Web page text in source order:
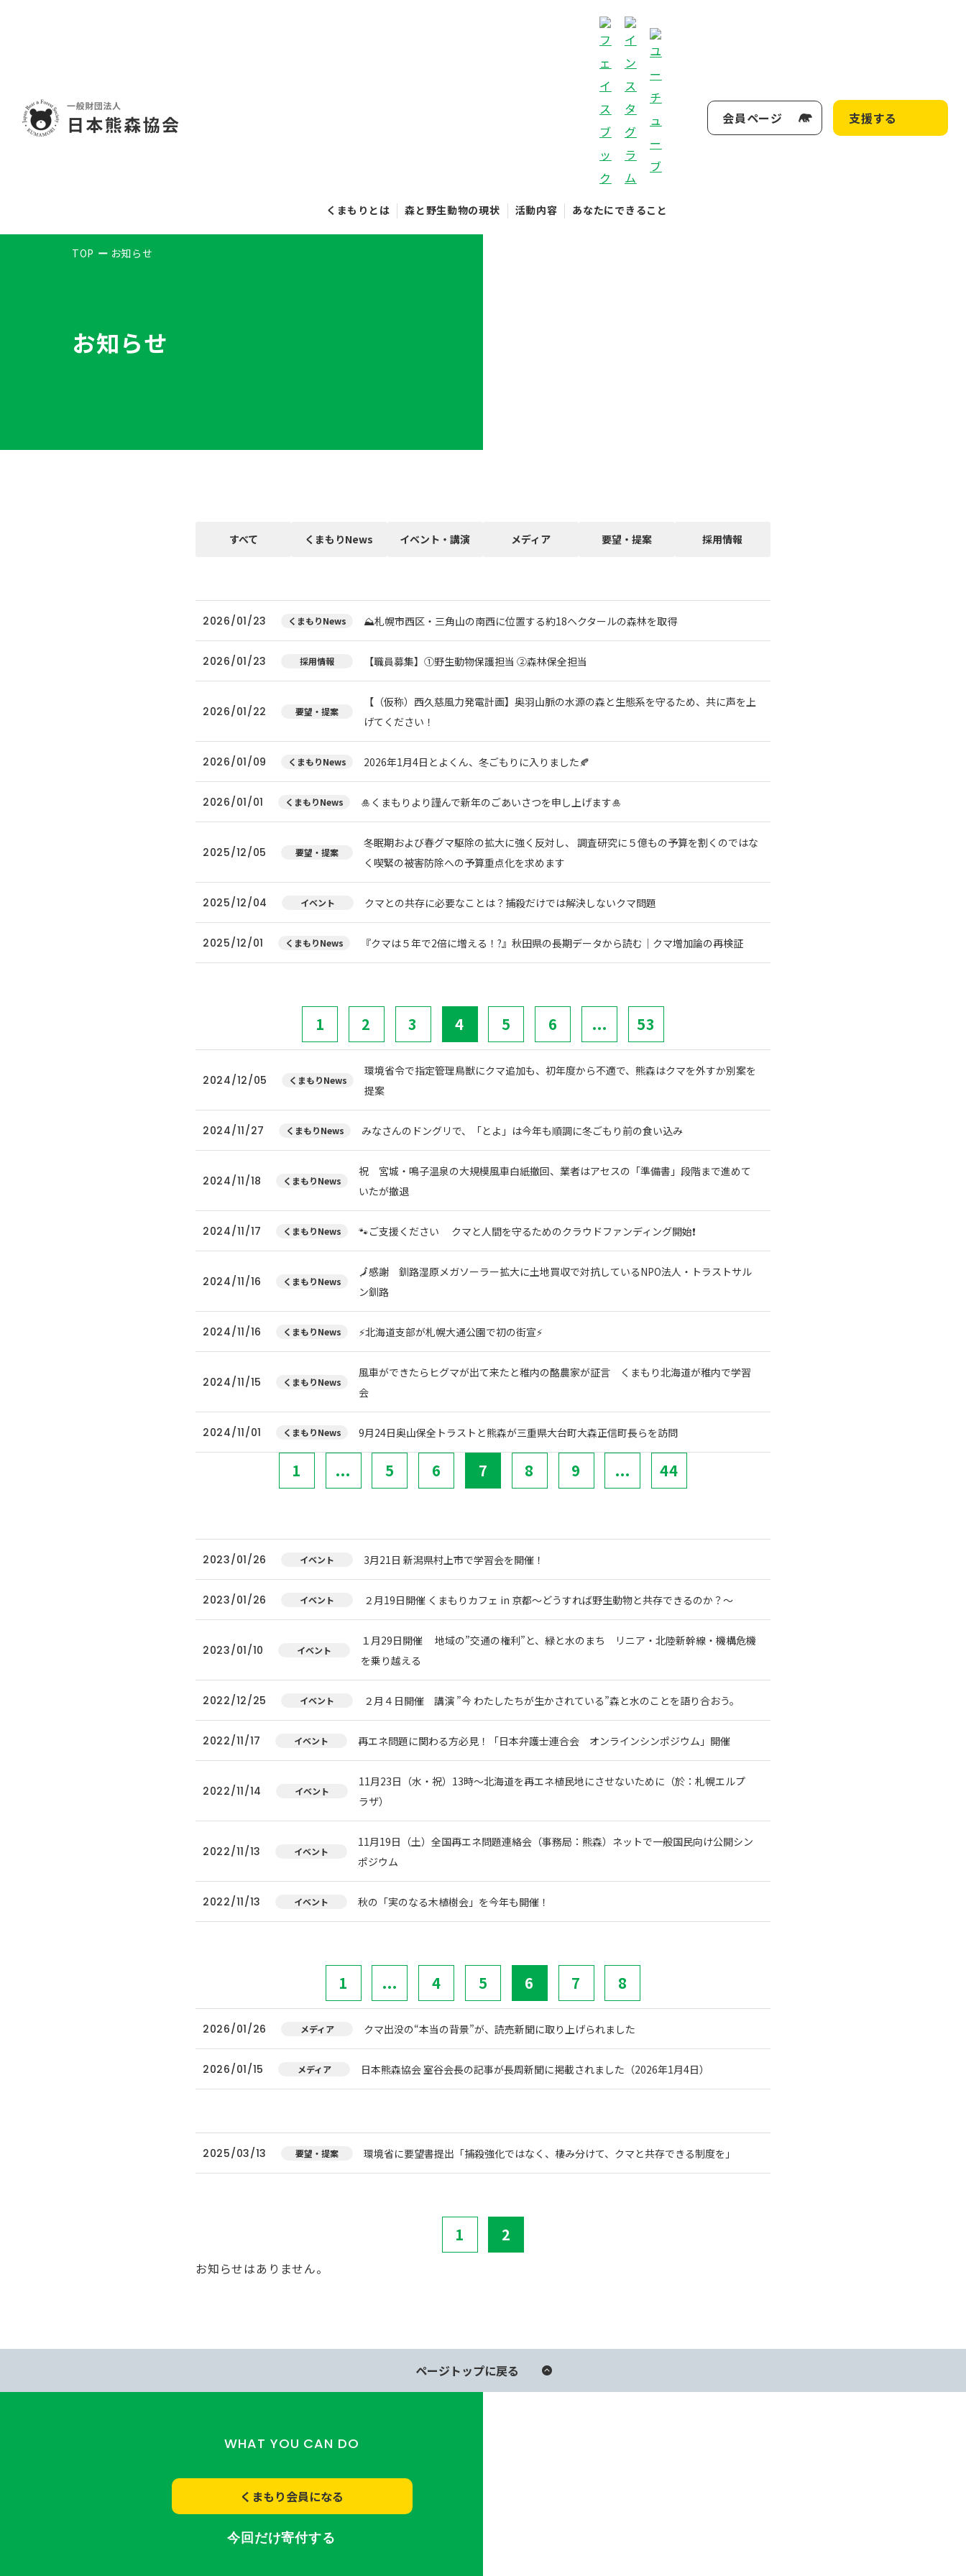
くまもりとは 森と野生動物の現状 活動内容 あなたにできること
会員ページ 支援する
TOP お知らせ
お知らせ
すべて くまもりNews イベント・講演 メディア 要望・提案 採用情報
2026/01/23 くまもりNews ⛰️札幌市西区・三角山の南西に位置する約18ヘクタールの森林を取得
2026/01/23 採用情報 【職員募集】①野生動物保護担当 ②森林保全担当
2026/01/22 要望・提案
【（仮称）西久慈風力発電計画】奥羽山脈の水源の森と生態系を守るため、共に声を上
げてください！
2026/01/09 くまもりNews 2026年1月4日とよくん、冬ごもりに入りました🍂
2026/01/01 くまもりNews 🎍くまもりより謹んで新年のごあいさつを申し上げます🎍
2025/12/05 要望・提案
冬眠期および春グマ駆除の拡大に強く反対し、 調査研究に５億もの予算を割くのではな
く喫緊の被害防除への予算重点化を求めます
2025/12/04 イベント クマとの共存に必要なことは？捕殺だけでは解決しないクマ問題
2025/12/01 くまもりNews 『クマは５年で2倍に増える！?』秋田県の長期データから読む｜クマ増加論の再検証
1 2 3 4 5 6 ... 53
2024/12/05 くまもりNews
環境省令で指定管理鳥獣にクマ追加も、初年度から不適で、熊森はクマを外すか別案を
提案
2024/11/27 くまもりNews みなさんのドングリで、「とよ」は今年も順調に冬ごもり前の食い込み
2024/11/18 くまもりNews
祝 宮城・鳴子温泉の大規模風車白紙撤回、業者はアセスの「準備書」段階まで進めて
いたが撤退
2024/11/17 くまもりNews 🐾ご支援ください クマと人間を守るためのクラウドファンディング開始❗
2024/11/16 くまもりNews
🗾感謝 釧路湿原メガソーラー拡大に土地買収で対抗しているNPO法人・トラストサル
ン釧路
2024/11/16 くまもりNews ⚡北海道支部が札幌大通公園で初の街宣⚡
2024/11/15 くまもりNews
風車ができたらヒグマが出て来たと稚内の酪農家が証言 くまもり北海道が稚内で学習
会
2024/11/01 くまもりNews 9月24日奥山保全トラストと熊森が三重県大台町大森正信町長らを訪問
1 ... 5 6 7 8 9 ... 44
2023/01/26 イベント 3月21日 新潟県村上市で学習会を開催！
2023/01/26 イベント ２月19日開催 くまもりカフェ in 京都～どうすれば野生動物と共存できるのか？～
2023/01/10 イベント
１月29日開催 地域の”交通の権利”と、緑と水のまち リニア・北陸新幹線・機構危機
を乗り越える
2022/12/25 イベント ２月４日開催 講演 ”今 わたしたちが生かされている”森と水のことを語り合おう。
2022/11/17 イベント 再エネ問題に関わる方必見！「日本弁護士連合会 オンラインシンポジウム」開催
2022/11/14 イベント
11月23日（水・祝）13時～北海道を再エネ植民地にさせないために（於：札幌エルプ
ラザ）
2022/11/13 イベント
11月19日（土）全国再エネ問題連絡会（事務局：熊森）ネットで一般国民向け公開シン
ポジウム
2022/11/13 イベント 秋の「実のなる木植樹会」を今年も開催！
1 ... 4 5 6 7 8
2026/01/26 メディア クマ出没の“本当の背景”が、読売新聞に取り上げられました
2026/01/15 メディア 日本熊森協会 室谷会長の記事が長周新聞に掲載されました（2026年1月4日）
2025/03/13 要望・提案 環境省に要望書提出「捕殺強化ではなく、棲み分けて、クマと共存できる制度を」
1 2
お知らせはありません。
ページトップに戻る
WHAT YOU CAN DO
くまもり会員になる
今回だけ寄付する